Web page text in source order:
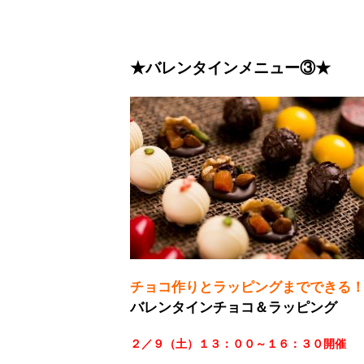
★バレンタインメニュー③★
チョコ作りとラッピングまでできる
バレンタインチョコ＆ラッピング
２／９（土）１３：００～１６：３０開催